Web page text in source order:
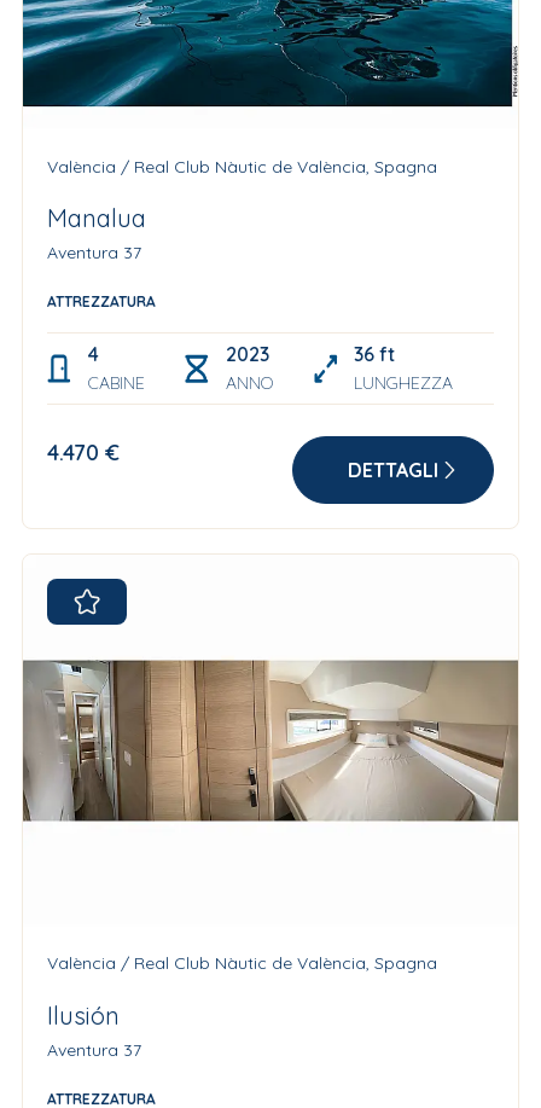
València / Real Club Nàutic de València, Spagna
Manalua
Aventura 37
ATTREZZATURA
4
CABINE
2023
ANNO
36 ft
LUNGHEZZA
4.470 €
DETTAGLI
València / Real Club Nàutic de València, Spagna
Ilusión
Aventura 37
ATTREZZATURA